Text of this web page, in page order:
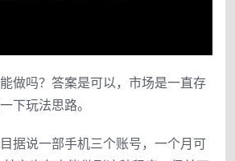
做吗？答案是可以，市场是一直存
下玩法思路。
据说一部手机三个账号，一个月可